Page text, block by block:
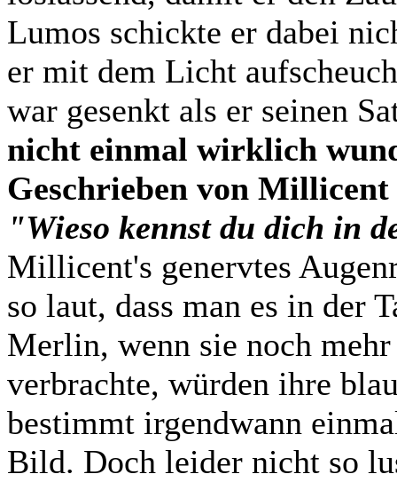
Lumos schickte er dabei
er mit dem Licht
war gesenkt als er seinen
nicht einmal wirklich
Geschrieben von Millicent
"Wieso kennst du dich in
Millicent's genervtes
so laut, dass man es in der
Merlin, wenn sie noch
verbrachte, würden ihre
bestimmt irgendwann
Bild. Doch leider nicht so